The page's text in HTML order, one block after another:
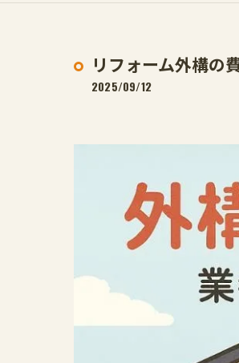
リフォーム外構の
2025/09/12